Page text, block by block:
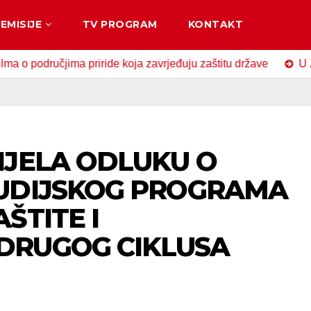
EMISIJE TV PROGRAM KONTAKT
priride koja zavrjeđuju zaštitu države U
ODLUKU O
PROGRAMA
I
CIKLUSA